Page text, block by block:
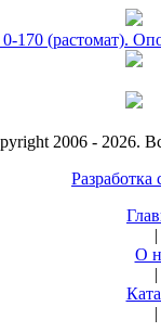
170 (растомат).
2006 - 2026.
Разработка
|
О
|
|